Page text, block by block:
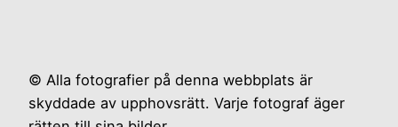
© Alla fotografier på denna webbplats är
skyddade av upphovsrätt. Varje fotograf äger